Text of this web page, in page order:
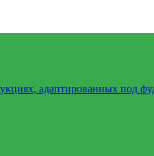
адаптированных под